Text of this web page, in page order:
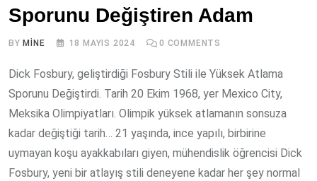
Sporunu Değiştiren Adam
BY MINE 18 MAYIS 2024 0 COMMENTS
Dick Fosbury, geliştirdiği Fosbury Stili ile Yüksek Atlama
Sporunu Değiştirdi. Tarih 20 Ekim 1968, yer Mexico City,
Meksika Olimpiyatları. Olimpik yüksek atlamanın sonsuza
kadar değiştiği tarih… 21 yaşında, ince yapılı, birbirine
uymayan koşu ayakkabıları giyen, mühendislik öğrencisi Dick
Fosbury, yeni bir atlayış stili deneyene kadar her şey normal